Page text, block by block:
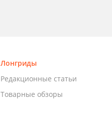
Лонгриды
Редакционные статьи
Товарные обзоры